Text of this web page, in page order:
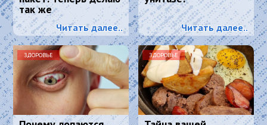
так же
Читать далее.. Читать далее..
ЗДОРОВЬЕ ЗДОРОВЬЕ